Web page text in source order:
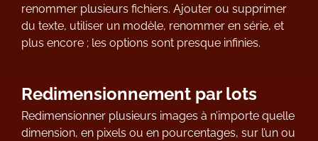
renommer plusieurs fichiers. Ajouter ou supprimer
du texte, utiliser un modèle, renommer en série, et
plus encore ; les options sont presque infinies.
Redimensionnement par lots
Redimensionner plusieurs images à n’importe quelle
dimension, en pixels ou en pourcentages, sur l’un ou